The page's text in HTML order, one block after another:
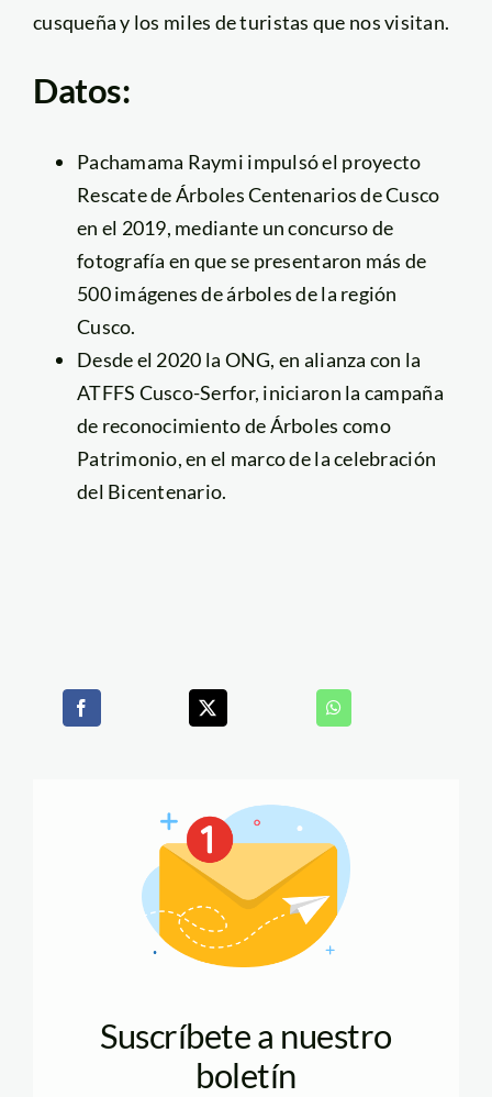
cusqueña y los miles de turistas que nos visitan.
Datos:
Pachamama Raymi impulsó el proyecto
Rescate de Árboles Centenarios de Cusco
en el 2019, mediante un concurso de
fotografía en que se presentaron más de
500 imágenes de árboles de la región
Cusco.
Desde el 2020 la ONG, en alianza con la
ATFFS Cusco-Serfor, iniciaron la campaña
de reconocimiento de Árboles como
Patrimonio, en el marco de la celebración
del Bicentenario.
Suscríbete a nuestro
boletín